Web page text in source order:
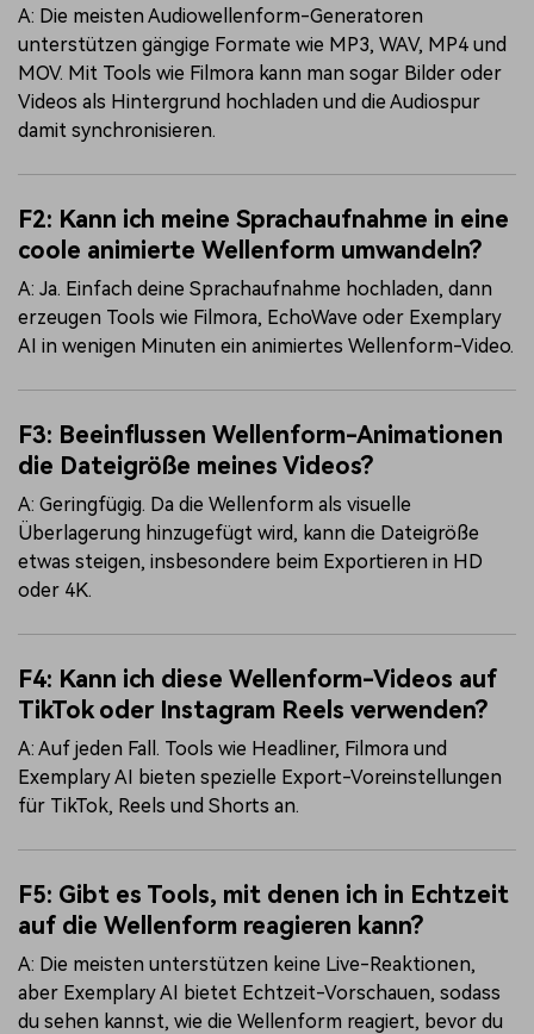
A: Die meisten Audiowellenform-Generatoren
unterstützen gängige Formate wie MP3, WAV, MP4 und
MOV. Mit Tools wie Filmora kann man sogar Bilder oder
Videos als Hintergrund hochladen und die Audiospur
damit synchronisieren.
F2: Kann ich meine Sprachaufnahme in eine
coole animierte Wellenform umwandeln?
A: Ja. Einfach deine Sprachaufnahme hochladen, dann
erzeugen Tools wie Filmora, EchoWave oder Exemplary
AI in wenigen Minuten ein animiertes Wellenform-Video.
F3: Beeinflussen Wellenform-Animationen
die Dateigröße meines Videos?
A: Geringfügig. Da die Wellenform als visuelle
Überlagerung hinzugefügt wird, kann die Dateigröße
etwas steigen, insbesondere beim Exportieren in HD
oder 4K.
F4: Kann ich diese Wellenform-Videos auf
TikTok oder Instagram Reels verwenden?
A: Auf jeden Fall. Tools wie Headliner, Filmora und
Exemplary AI bieten spezielle Export-Voreinstellungen
für TikTok, Reels und Shorts an.
F5: Gibt es Tools, mit denen ich in Echtzeit
auf die Wellenform reagieren kann?
A: Die meisten unterstützen keine Live-Reaktionen,
aber Exemplary AI bietet Echtzeit-Vorschauen, sodass
du sehen kannst, wie die Wellenform reagiert, bevor du